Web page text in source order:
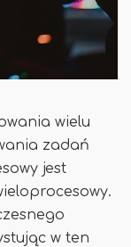
wielu
zadań
jest
w ten